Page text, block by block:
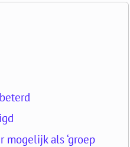
als ‘groep